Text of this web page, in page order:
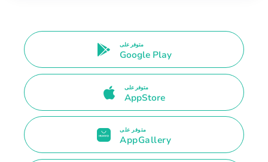
متوفر على
Google Play
متوفر على
AppStore
متوفر على
AppGallery